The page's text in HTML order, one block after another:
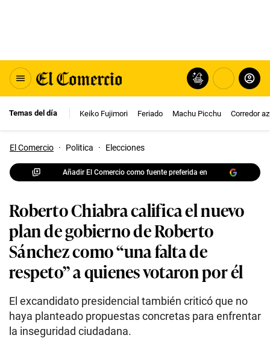
Temas del día Keiko Fujimori Feriado Machu Picchu Corredor
El Comercio · Politica · Elecciones
Añadir El Comercio como fuente preferida en
Roberto Chiabra califica el nuevo
plan de gobierno de Roberto
Sánchez como “una falta de
respeto” a quienes votaron por él
El excandidato presidencial también criticó que no
haya planteado propuestas concretas para enfrentar
la inseguridad ciudadana.